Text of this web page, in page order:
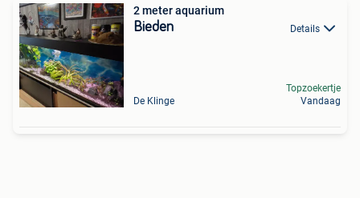
2 meter aquarium
Bieden Details
De Klinge
Topzoekertje
Vandaag